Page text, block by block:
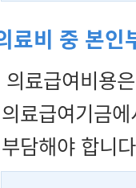
료비 중 본인
의료급여비용
의료급여기금
부담해야 합니